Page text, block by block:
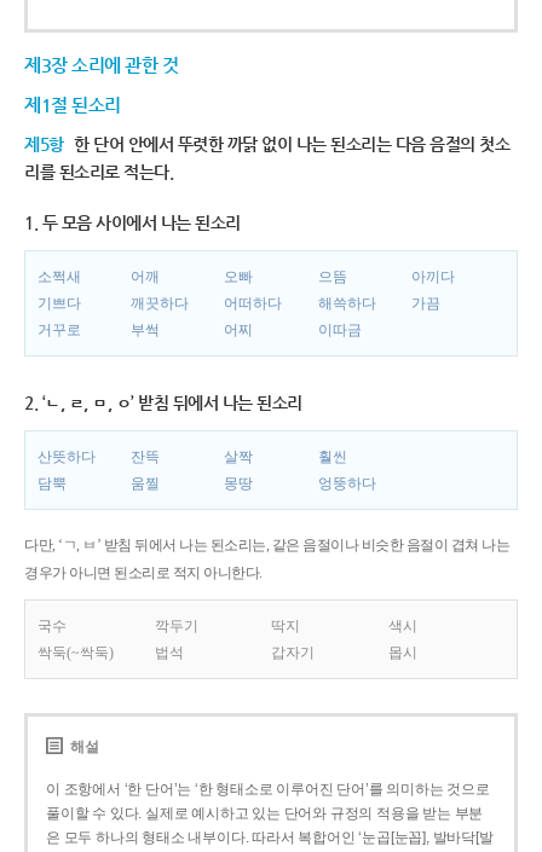
제3장 소리에 관한 것
제1절 된소리
제5항 한 단어 안에서 뚜렷한 까닭 없이 나는 된소리는 다음 음절의 첫소
리를 된소리로 적는다.
1. 두 모음 사이에서 나는 된소리
소쩍새 어깨 오빠 으뜸
아끼다
기쁘다
깨끗하다 어떠하다 해쓱하다
가끔
거꾸로
부썩 어찌 이따금
2. ‘ㄴ, ㄹ, ㅁ, ㅇ’ 받침 뒤에서 나는 된소리
산뜻하다 잔뜩 살짝
훨씬
담뿍
움찔 몽땅 엉뚱하다
다만, ‘ㄱ, ㅂ’ 받침 뒤에서 나는 된소리는, 같은 음절이나 비슷한 음절이 겹쳐 나는
경우가 아니면 된소리로 적지 아니한다.
국수 깍두기 딱지
색시
싹둑(~싹둑)
법석 갑자기 몹시
해설
이 조항에서 ‘한 단어’는 ‘한 형태소로 이루어진 단어’를 의미하는 것으로
풀이할 수 있다. 실제로 예시하고 있는 단어와 규정의 적용을 받는 부분
은 모두 하나의 형태소 내부이다. 따라서 복합어인 ‘눈곱[눈꼽], 발바닥[발